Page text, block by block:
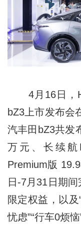
4月16日，Hi
bZ3上市发布会
汽丰田bZ3共发
万元、长续航
Premium版
日-7月31日期
限定权益，以及
忧虑”“行车0烦